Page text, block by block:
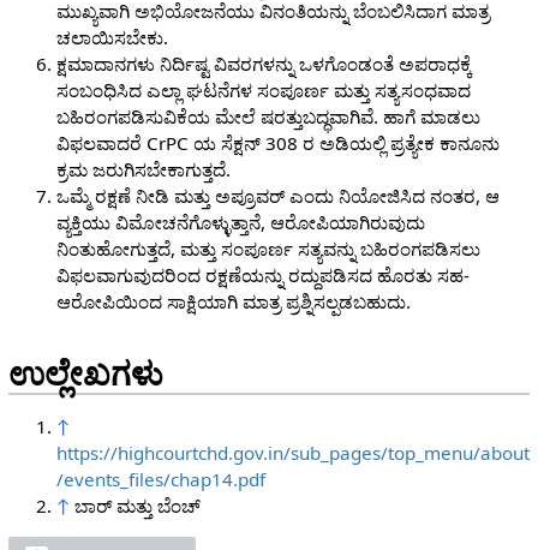
ಮುಖ್ಯವಾಗಿ ಅಭಿಯೋಜನೆಯು ವಿನಂತಿಯನ್ನು ಬೆಂಬಲಿಸಿದಾಗ ಮಾತ್ರ
ಚಲಾಯಿಸಬೇಕು.
ಕ್ಷಮಾದಾನಗಳು ನಿರ್ದಿಷ್ಟ ವಿವರಗಳನ್ನು ಒಳಗೊಂಡಂತೆ ಅಪರಾಧಕ್ಕೆ
ಸಂಬಂಧಿಸಿದ ಎಲ್ಲಾ ಘಟನೆಗಳ ಸಂಪೂರ್ಣ ಮತ್ತು ಸತ್ಯಸಂಧವಾದ
ಬಹಿರಂಗಪಡಿಸುವಿಕೆಯ ಮೇಲೆ ಷರತ್ತುಬದ್ಧವಾಗಿವೆ. ಹಾಗೆ ಮಾಡಲು
ವಿಫಲವಾದರೆ CrPC ಯ ಸೆಕ್ಷನ್ 308 ರ ಅಡಿಯಲ್ಲಿ ಪ್ರತ್ಯೇಕ ಕಾನೂನು
ಕ್ರಮ ಜರುಗಿಸಬೇಕಾಗುತ್ತದೆ.
ಒಮ್ಮೆ ರಕ್ಷಣೆ ನೀಡಿ ಮತ್ತು ಅಪ್ರೂವರ್ ಎಂದು ನಿಯೋಜಿಸಿದ ನಂತರ, ಆ
ವ್ಯಕ್ತಿಯು ವಿಮೋಚನೆಗೊಳ್ಳುತ್ತಾನೆ, ಆರೋಪಿಯಾಗಿರುವುದು
ನಿಂತುಹೋಗುತ್ತದೆ, ಮತ್ತು ಸಂಪೂರ್ಣ ಸತ್ಯವನ್ನು ಬಹಿರಂಗಪಡಿಸಲು
ವಿಫಲವಾಗುವುದರಿಂದ ರಕ್ಷಣೆಯನ್ನು ರದ್ದುಪಡಿಸದ ಹೊರತು ಸಹ-
ಆರೋಪಿಯಿಂದ ಸಾಕ್ಷಿಯಾಗಿ ಮಾತ್ರ ಪ್ರಶ್ನಿಸಲ್ಪಡಬಹುದು.
ಉಲ್ಲೇಖಗಳು
↑
https://highcourtchd.gov.in/sub_pages/top_menu/about
/events_files/chap14.pdf
↑ ಬಾರ್ ಮತ್ತು ಬೆಂಚ್